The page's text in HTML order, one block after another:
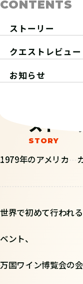
CONTENTS
ストーリー
クエストレビュー
お知らせ
ストー
1979年のアメリカ
世界で初めて行われ
ベント、
万国ワイン博覧会の